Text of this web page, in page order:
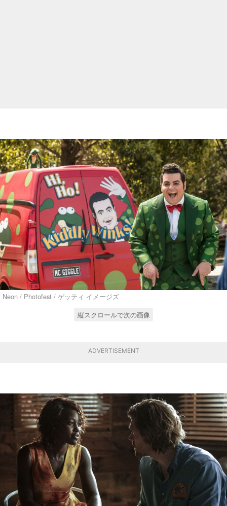
Neon / Photofest / ゲッティ イメージズ
縦スクロールで次の画像
ADVERTISEMENT